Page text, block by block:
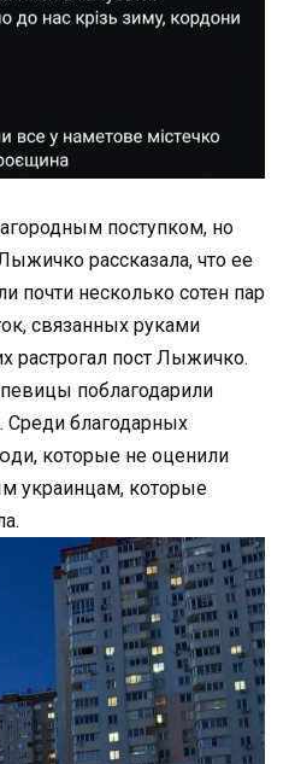
поступком, но
рассказала, что ее
почти несколько сотен пар
связанных руками
пост Лыжичко.
поблагодарили
Среди благодарных
которые не оценили
украинцам, которые